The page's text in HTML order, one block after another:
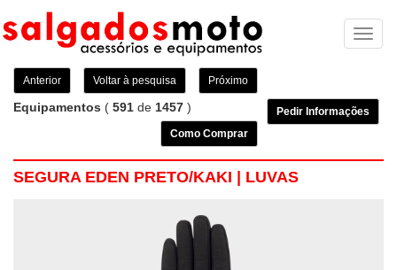
Anterior Voltar à pesquisa Próximo
Equipamentos ( 591 de 1457 )
Pedir Informações
Como Comprar
SEGURA EDEN PRETO/KAKI | LUVAS